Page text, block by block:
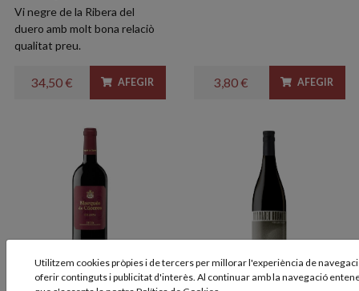
Vi negre de la Ribera del
duero amb molt bona relaciò
qualitat preu.
34,50 € AFEGIR 3,80 € AFEGIR
Utilitzem cookies pròpies i de tercers per millorar l'experiència de
oferir continguts i publicitat d'interès. Al continuar amb la navegació